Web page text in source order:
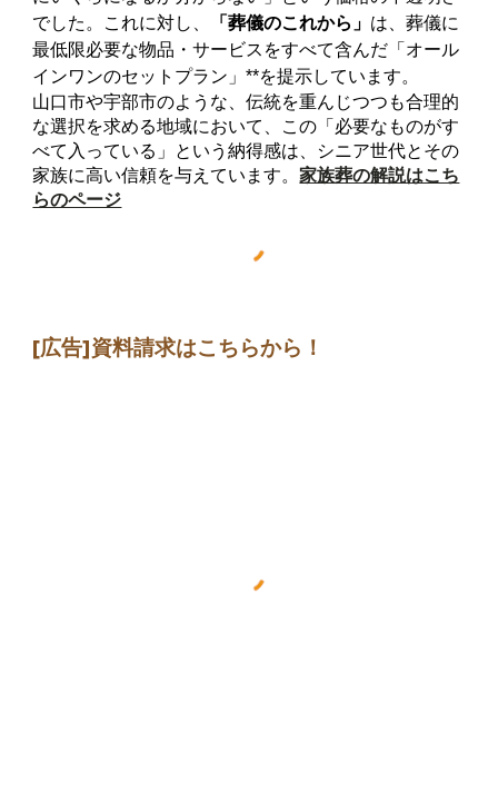
でした。これに対し、
「葬儀のこれから」 は、葬儀に
最低限必要な物品・サービスをすべて含んだ「オール
インワンのセットプラン」**を提示しています。
山口市や宇部市のような、伝統を重んじつつも合理的
な選択を求める地域において、この「必要なものがす
べて入っている」という納得感は、シニア世代とその
家族に高い信頼を与えています。家族葬の解説はこち
らのページ
[広告]資料請求はこちらから ！